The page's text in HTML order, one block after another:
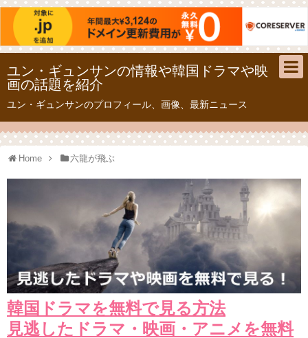
ユン・ギュンサンの情報や韓国ドラマや映
画の話題を紹介
ユン・ギュンサンのプロフィール、画像、最新ニュース
Home 六龍が飛ぶ
韓国ドラマを無料で見る方法
見逃したドラマ・映画・アニメを無料